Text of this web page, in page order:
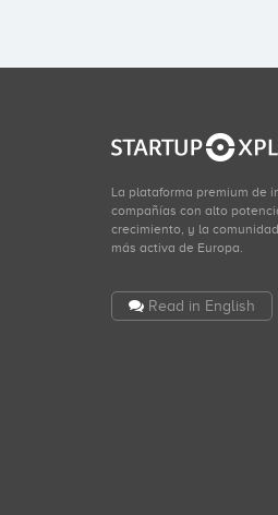
La plataforma premium de
compañías con alto
crecimiento, y la
más activa de Europa.
Read in English